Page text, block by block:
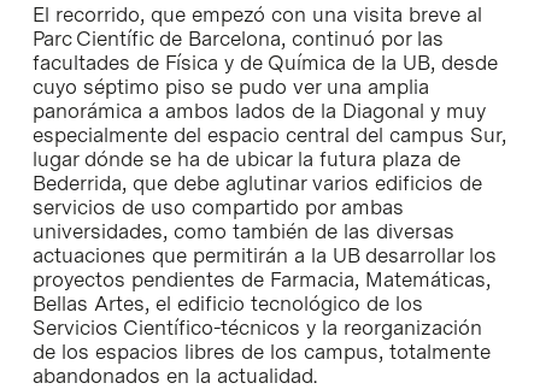
El recorrido, que empezó con una visita breve al
Parc Científic de Barcelona, continuó por las
facultades de Física y de Química de la UB, desde
cuyo séptimo piso se pudo ver una amplia
panorámica a ambos lados de la Diagonal y muy
especialmente del espacio central del campus Sur,
lugar dónde se ha de ubicar la futura plaza de
Bederrida, que debe aglutinar varios edificios de
servicios de uso compartido por ambas
universidades, como también de las diversas
actuaciones que permitirán a la UB desarrollar los
proyectos pendientes de Farmacia, Matemáticas,
Bellas Artes, el edificio tecnológico de los
Servicios Científico-técnicos y la reorganización
de los espacios libres de los campus, totalmente
abandonados en la actualidad.